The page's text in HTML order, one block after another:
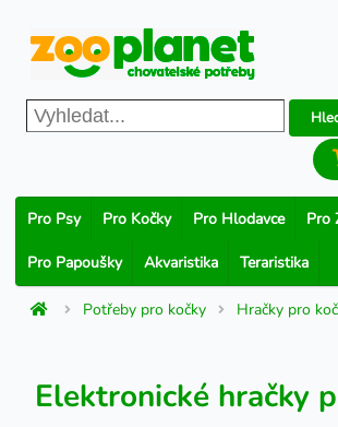
Pro Psy Pro Kočky Pro Hlodavce Pro
Pro Papoušky Akvaristika Teraristika
Potřeby pro kočky Hračky pro
Elektronické hračky